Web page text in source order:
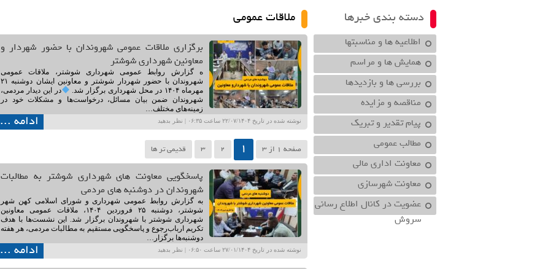
دسته بندی خبرها
اطلاعیه ها و مناسبتها
همایش ها و مراسم
بررسی ها و بازدیدها
مناقصه و مزایده
پیام تقدیر و تبریک
مطالب عمومی
معاونت اداري مالي
معاونت شهرسازي
عضویت در کانال اطلاع رسانی
سروش
ملاقات عمومی
برگزاری ملاقات عمومی شهروندان با حضور شهردار و
معاونین شهرداری شوشتر
ه گزارش روابط عمومی شهرداری شوشتر، ملاقات عمومی
شهروندان با حضور شهردار شوشتر و معاونین ایشان دوشنبه ۲۱
مهرماه ۱۴۰۴ در محل شهرداری برگزار شد.
در این دیدار مردمی،
شهروندان ضمن بیان مسائل، درخواست‌ها و مشکلات خود در
زمینه‌های مختلف…
نوشته شده در تاریخ ۲۲/۰۷/۱۴۰۴ ساعت ۰۶:۳۵ | نظر بدهید ادامه ...
پاسخگویی معاونت های شهرداری شوشتر به مطالبات
شهروندان در دوشنبه های مردمی
به گزارش روابط عمومی شهرداری و شورای اسلامی کهن شهر
شوشتر، دوشنبه ۲۵ فروردین ۱۴۰۴، ملاقات عمومی معاونین
شهرداری شوشتر با شهروندان برگزار شد. این نشست‌ها با هدف
تکریم ارباب‌رجوع و پاسخگویی مستقیم به مطالبات مردمی، هر هفته
دوشنبه‌ها برگزار…
نوشته شده در تاریخ ۲۷/۰۱/۱۴۰۴ ساعت ۰۶:۵۰ | نظر بدهید ادامه ...
صفحه 1 از 3 1
2
3 قدیمی تر ها